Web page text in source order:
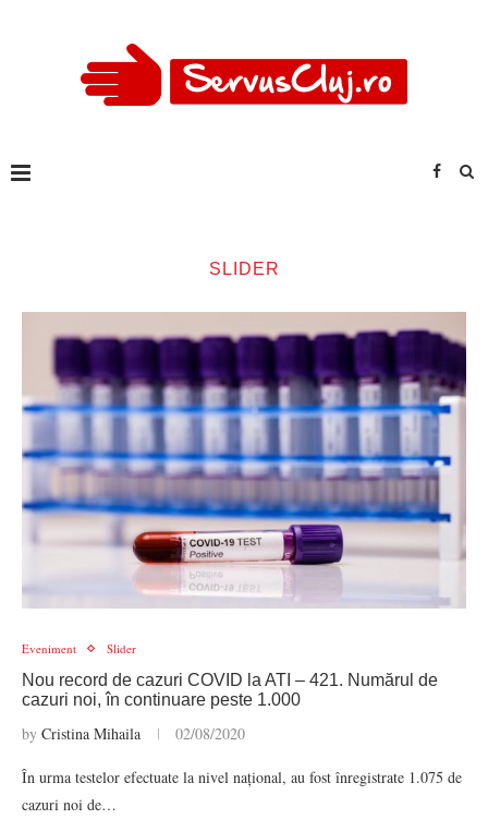
SLIDER
Eveniment Slider
Nou record de cazuri COVID la ATI – 421. Numărul de
cazuri noi, în continuare peste 1.000
by Cristina Mihaila 02/08/2020
În urma testelor efectuate la nivel național, au fost înregistrate 1.075 de
cazuri noi de…